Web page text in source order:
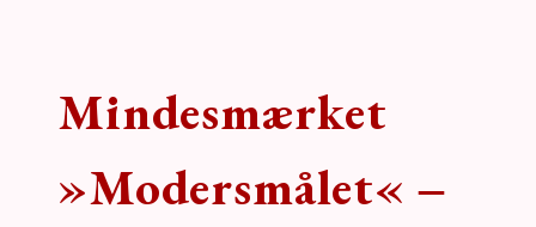
Mindesmærket
»Modersmålet« ‒